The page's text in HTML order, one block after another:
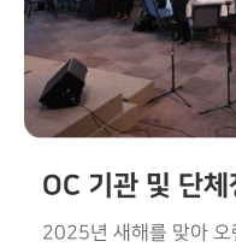
OC 기관 및 단체
2025년 새해를 맞아 오